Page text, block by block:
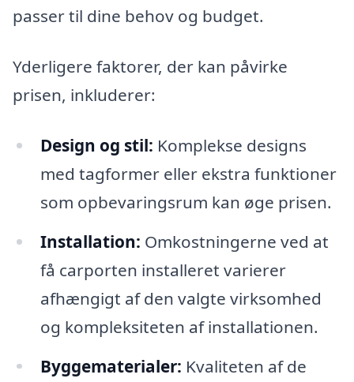
passer til dine behov og budget.
Yderligere faktorer, der kan påvirke
prisen, inkluderer:
Design og stil: Komplekse designs
med tagformer eller ekstra funktioner
som opbevaringsrum kan øge prisen.
Installation: Omkostningerne ved at
få carporten installeret varierer
afhængigt af den valgte virksomhed
og kompleksiteten af installationen.
Byggematerialer: Kvaliteten af de